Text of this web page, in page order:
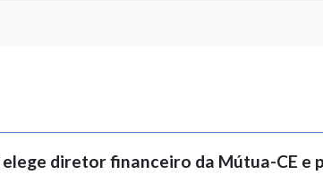
elege diretor financeiro da Mútua-CE